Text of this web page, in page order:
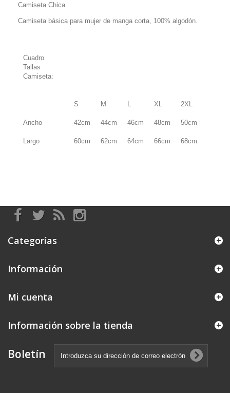
Camiseta Chica
Camiseta básica para mujer de manga corta, 100% algodón.
Cuadro
Tallas
Camiseta:
S M L XL 2XL
Ancho 42cm 44cm 46cm 48cm 50cm
Largo 60cm 62cm 64cm 66cm 68cm
Categorías
Información
Mi cuenta
Información sobre la tienda
Boletín